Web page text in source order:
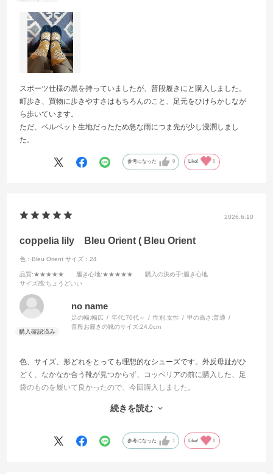
スポーツ仕様の黒を持っていましたが、普段履きにと購入しました。
町歩き、買物に歩きやすさはもちろんのこと、足元をひけらかしなが
ら歩いています。
ただ、ベルベット生地だったため急な雨につま先が少し浸潤しまし
た。
参考になった 0 Like! 0
2026.6.10
coppelia lily Bleu Orient ( Bleu Orient
色：Bleu Orient サイズ：24
品質:★★★★★ 履き心地:★★★★★ 購入の決め手:履き心地
サイズ感:ちょうどいい
no name
足の幅:幅広 年代:70代～ 性別:女性 甲の高さ:普通
普段お履きの靴のサイズ:24.0cm
色、サイズ、形どれをとっても理想的なシューズです。外反母趾がひ
どく、なかなか合う靴が見つからず、コッペリアの前に購入した、足
袋のものを履いて良かったので、今回購入しました。
耐久がわかりませんが、履き馴染むのが楽しみです。
続きを読む
参考になった 1 Like! 0